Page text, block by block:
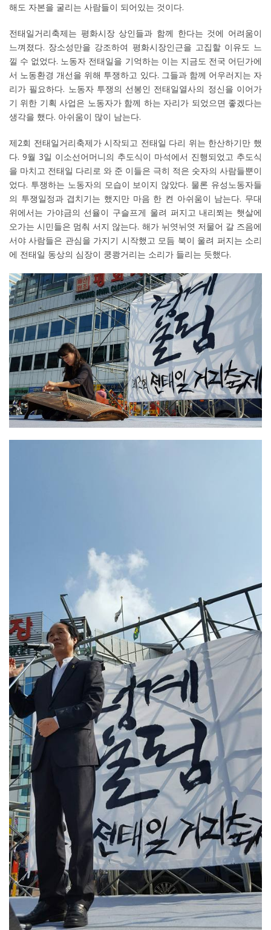
해도 자본을 굴리는 사람들이 되어있는 것이다.
전태일거리축제는 평화시장 상인들과 함께 한다는 것에 어려움이
느껴졌다. 장소성만을 강조하여 평화시장인근을 고집할 이유도 느
낄 수 없었다. 노동자 전태일을 기억하는 이는 지금도 전국 어딘가에
서 노동환경 개선을 위해 투쟁하고 있다. 그들과 함께 어우러지는 자
리가 필요하다. 노동자 투쟁의 선봉인 전태일열사의 정신을 이어가
기 위한 기획 사업은 노동자가 함께 하는 자리가 되었으면 좋겠다는
생각을 했다. 아쉬움이 많이 남는다.
제2회 전태일거리축제가 시작되고 전태일 다리 위는 한산하기만 했
다. 9월 3일 이소선어머니의 추도식이 마석에서 진행되었고 추도식
을 마치고 전태일 다리로 와 준 이들은 극히 적은 숫자의 사람들뿐이
었다. 투쟁하는 노동자의 모습이 보이지 않았다. 물론 유성노동자들
의 투쟁일정과 겹치기는 했지만 마음 한 켠 아쉬움이 남는다. 무대
위에서는 가야금의 선율이 구슬프게 울려 퍼지고 내리쬐는 햇살에
오가는 시민들은 멈춰 서지 않는다. 해가 뉘엿뉘엿 저물어 갈 즈음에
서야 사람들은 관심을 가지기 시작했고 모듬 북이 울려 퍼지는 소리
에 전태일 동상의 심장이 쿵쾅거리는 소리가 들리는 듯했다.